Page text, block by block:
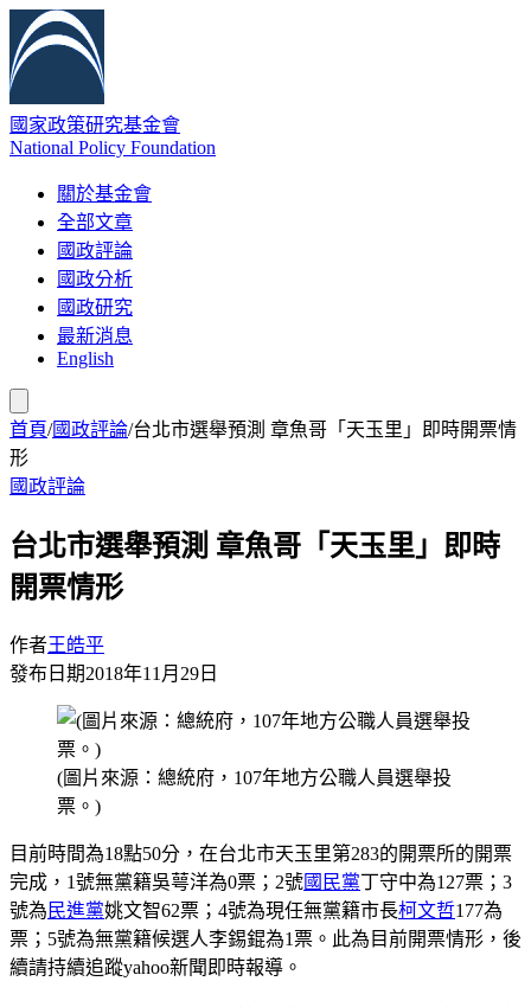
國家政策研究基金會
National Policy Foundation
關於基金會
全部文章
國政評論
國政分析
國政研究
最新消息
English
首頁/國政評論/台北市選舉預測 章魚哥「天玉里」即時開票情
形
國政評論
台北市選舉預測 章魚哥「天玉里」即時
開票情形
作者王皓平
發布日期2018年11月29日
(圖片來源：總統府，107年地方公職人員選舉投
票。)
目前時間為18點50分，在台北市天玉里第283的開票所的開票
完成，1號無黨籍吳萼洋為0票；2號國民黨丁守中為127票；3
號為 民進黨姚文智62票；4號為現任無黨籍市長柯文哲177為
票；5號為無黨籍候選人李錫錕為1票。此為目前開票情形，後
續請持續追蹤yahoo新聞即時報導。